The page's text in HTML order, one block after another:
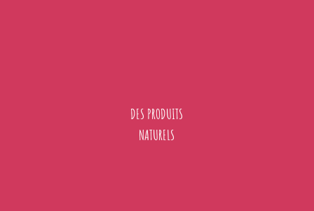
DES PRODUITS
NATURELS